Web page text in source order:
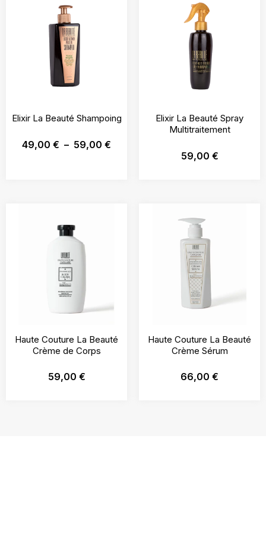
Elixir La Beauté Shampoing
49,00 € – 59,00 €
Elixir La Beauté Spray
Multitraitement
59,00 €
Haute Couture La Beauté
Crème de Corps
59,00 €
Haute Couture La Beauté
Crème Sérum
66,00 €